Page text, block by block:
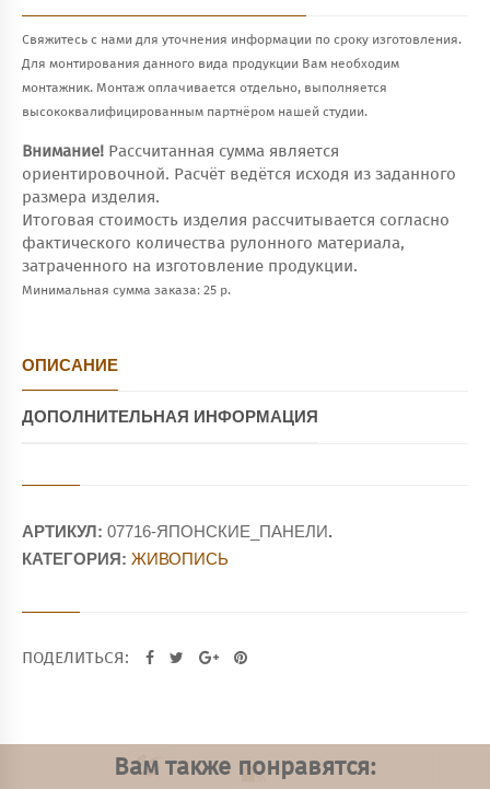
Свяжитесь с нами для уточнения информации по сроку изготовления.
Для монтирования данного вида продукции Вам необходим
монтажник. Монтаж оплачивается отдельно, выполняется
высококвалифицированным партнёром нашей студии.
Внимание! Рассчитанная сумма является
ориентировочной. Расчёт ведётся исходя из заданного
размера изделия.
Итоговая стоимость изделия рассчитывается согласно
фактического количества рулонного материала,
затраченного на изготовление продукции.
Минимальная сумма заказа: 25 р.
ОПИСАНИЕ
ДОПОЛНИТЕЛЬНАЯ ИНФОРМАЦИЯ
АРТИКУЛ: 07716-ЯПОНСКИЕ_ПАНЕЛИ.
КАТЕГОРИЯ: ЖИВОПИСЬ
ПОДЕЛИТЬСЯ:
Вам также понравятся: